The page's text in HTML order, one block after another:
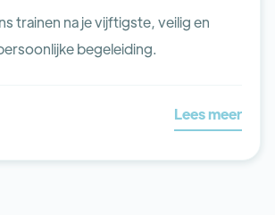
trainen na je vijftigste, veilig en
begeleiding.
Lees meer